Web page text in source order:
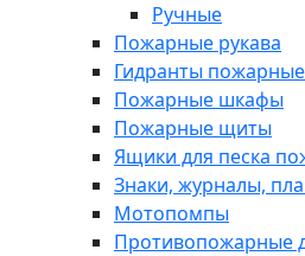
Ручные
Пожарные рукава
Гидранты пожарные
Пожарные шкафы
Пожарные щиты
Ящики для песка
Знаки, журналы,
Мотопомпы
Противопожарные